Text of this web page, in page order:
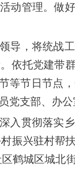
动管理。做
导，将统战
依托党建带
等节日节点
党支部、 办
入贯彻落实
振兴驻村帮
鹤城区城北